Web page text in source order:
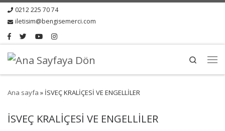
0212 225 70 74
iletisim@bengisemerci.com
Search
Ana sayfa » İSVEÇ KRALİÇESİ VE ENGELLİLER
İSVEÇ KRALİÇESİ VE ENGELLİLER